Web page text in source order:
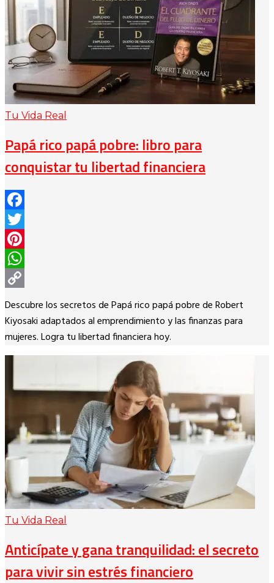
Tu Vida Real
Papá rico papá pobre: libro para
conquistar tu libertad financiera
Facebook
Twitter
Pinterest
WhatsApp
Copy
Link
Descubre los secretos de Papá rico papá pobre de Robert
Kiyosaki adaptados al emprendimiento y las finanzas para
mujeres. Logra tu libertad financiera hoy.
Tu Vida Real
Anticípate y gana tranquilidad: el secreto
para vivir sin estrés financiero